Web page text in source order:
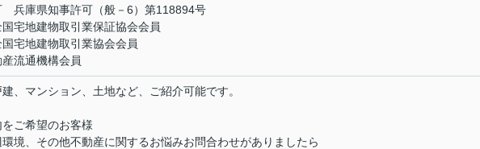
兵庫県知事許可（般－6）第118894号
国宅地建物取引業保証協会会員
国宅地建物取引業協会会員
流通機構会員
、マンション、土地など、ご紹介可能です。
ご希望のお客様
境、その他不動産に関するお悩みお問合わせがありましたら